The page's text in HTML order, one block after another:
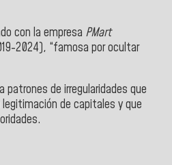
con la empresa PMart
2024), “famosa por ocultar
de irregularidades que
de capitales y que